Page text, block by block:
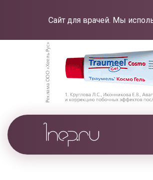
Сайт для врачей. Мы